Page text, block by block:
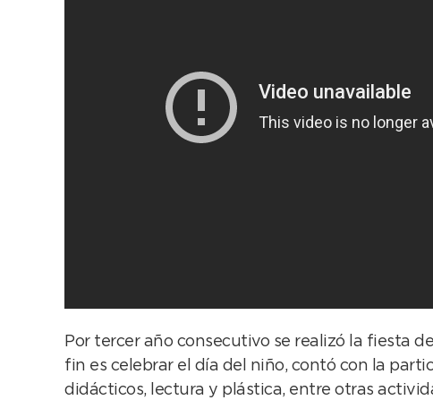
Por tercer año consecutivo se realizó la fiesta
fin es celebrar el día del niño, contó con la
didácticos, lectura y plástica, entre otras